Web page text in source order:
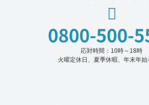
0800-500-
応対時間：10時～18時
火曜定休日、夏季休暇、年末年始